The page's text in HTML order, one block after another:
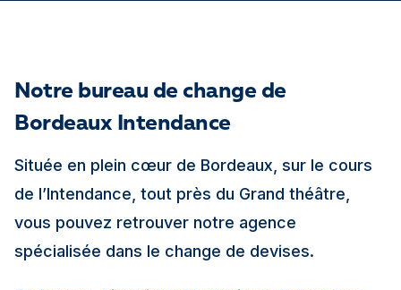
Notre bureau de change de
Bordeaux Intendance
Située en plein cœur de Bordeaux, sur le cours
de l’Intendance, tout près du Grand théâtre,
vous pouvez retrouver notre agence
spécialisée dans le change de devises.